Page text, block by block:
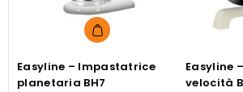
Easyline – Impastatrice
planetaria BH7
Easyline
velocità